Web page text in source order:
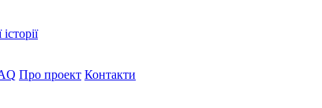
Про проект Контакти